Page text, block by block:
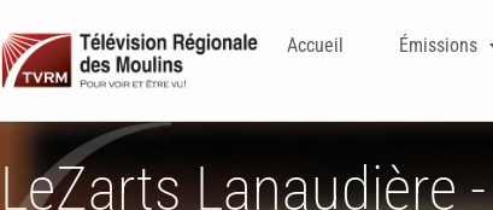
Accueil Émissions
LeZarts Lanaudière -